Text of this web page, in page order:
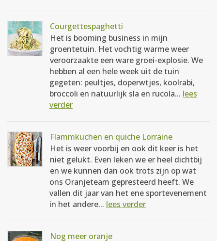
Courgettespaghetti
Het is booming business in mijn
groentetuin. Het vochtig warme weer
veroorzaakte een ware groei-explosie. We
hebben al een hele week uit de tuin
gegeten: peultjes, doperwtjes, koolrabi,
broccoli en natuurlijk sla en rucola... lees
verder
Flammkuchen en quiche Lorraine
Het is weer voorbij en ook dit keer is het
niet gelukt. Even leken we er heel dichtbij
en we kunnen dan ook trots zijn op wat
ons Oranjeteam gepresteerd heeft. We
vallen dit jaar van het ene sportevenement
in het andere... lees verder
Nog meer oranje